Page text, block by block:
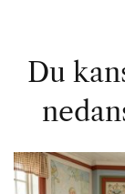
Du